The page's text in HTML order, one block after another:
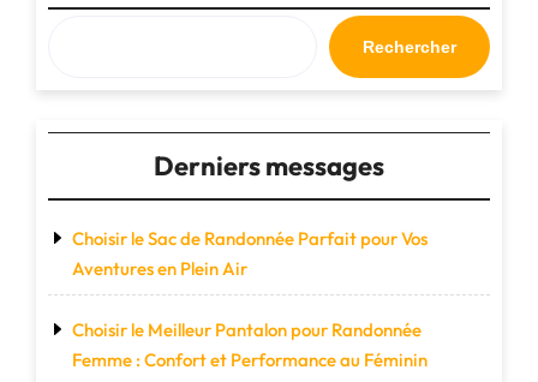
Indispensable
pour
l’Aventurier
Rechercher
Derniers messages
Choisir le Sac de Randonnée Parfait pour Vos
Aventures en Plein Air
Choisir le Meilleur Pantalon pour Randonnée
Femme : Confort et Performance au Féminin